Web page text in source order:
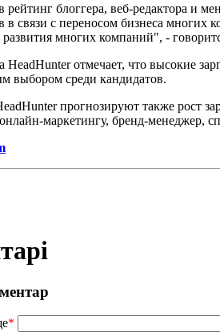
рейтинг блоггера, веб-редактора и
в связи с переносом бизнеса многих
развития многих компаний", -
HeadHunter отмечает, что высокие
выбором среди кандидатов.
прогнозируют также рост
маркетингу, бренд-менеджер,
*